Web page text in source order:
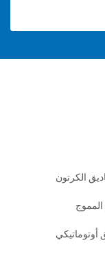
الكرتون
المموج
أوتوماتيكي